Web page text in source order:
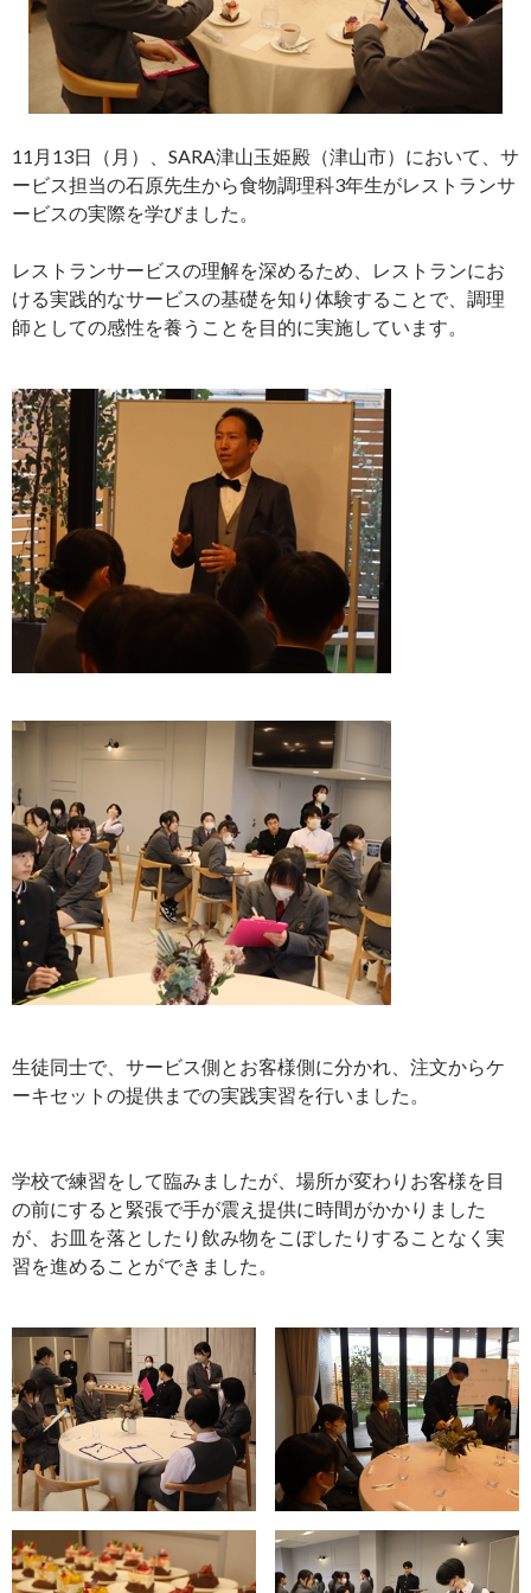
11月13日（月）、SARA津山玉姫殿（津山市）において、サ
ービス担当の石原先生から食物調理科3年生がレストランサ
ービスの実際を学びました。
レストランサービスの理解を深めるため、レストランにお
ける実践的なサービスの基礎を知り体験することで、調理
師としての感性を養うことを目的に実施しています。
生徒同士で、サービス側とお客様側に分かれ、注文からケ
ーキセットの提供までの実践実習を行いました。
学校で練習をして臨みましたが、場所が変わりお客様を目
の前にすると緊張で手が震え提供に時間がかかりました
が、お皿を落としたり飲み物をこぼしたりすることなく実
習を進めることができました。